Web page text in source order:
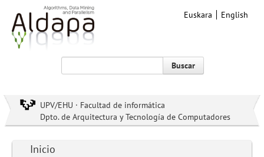
Euskara English
Buscar
UPV/EHU · Facultad de informática
Dpto. de Arquitectura y Tecnología de Computadores
Inicio